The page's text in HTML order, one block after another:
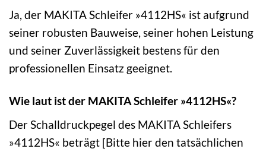
Ja, der MAKITA Schleifer »4112HS« ist aufgrund
seiner robusten Bauweise, seiner hohen Leistung
und seiner Zuverlässigkeit bestens für den
professionellen Einsatz geeignet.
Wie laut ist der MAKITA Schleifer »4112HS«?
Der Schalldruckpegel des MAKITA Schleifers
»4112HS« beträgt [Bitte hier den tatsächlichen